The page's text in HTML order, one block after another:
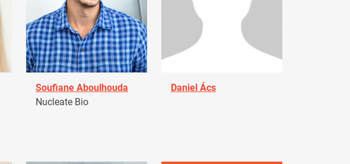
Soufiane Aboulhouda
Nucleate Bio
Daniel Ács